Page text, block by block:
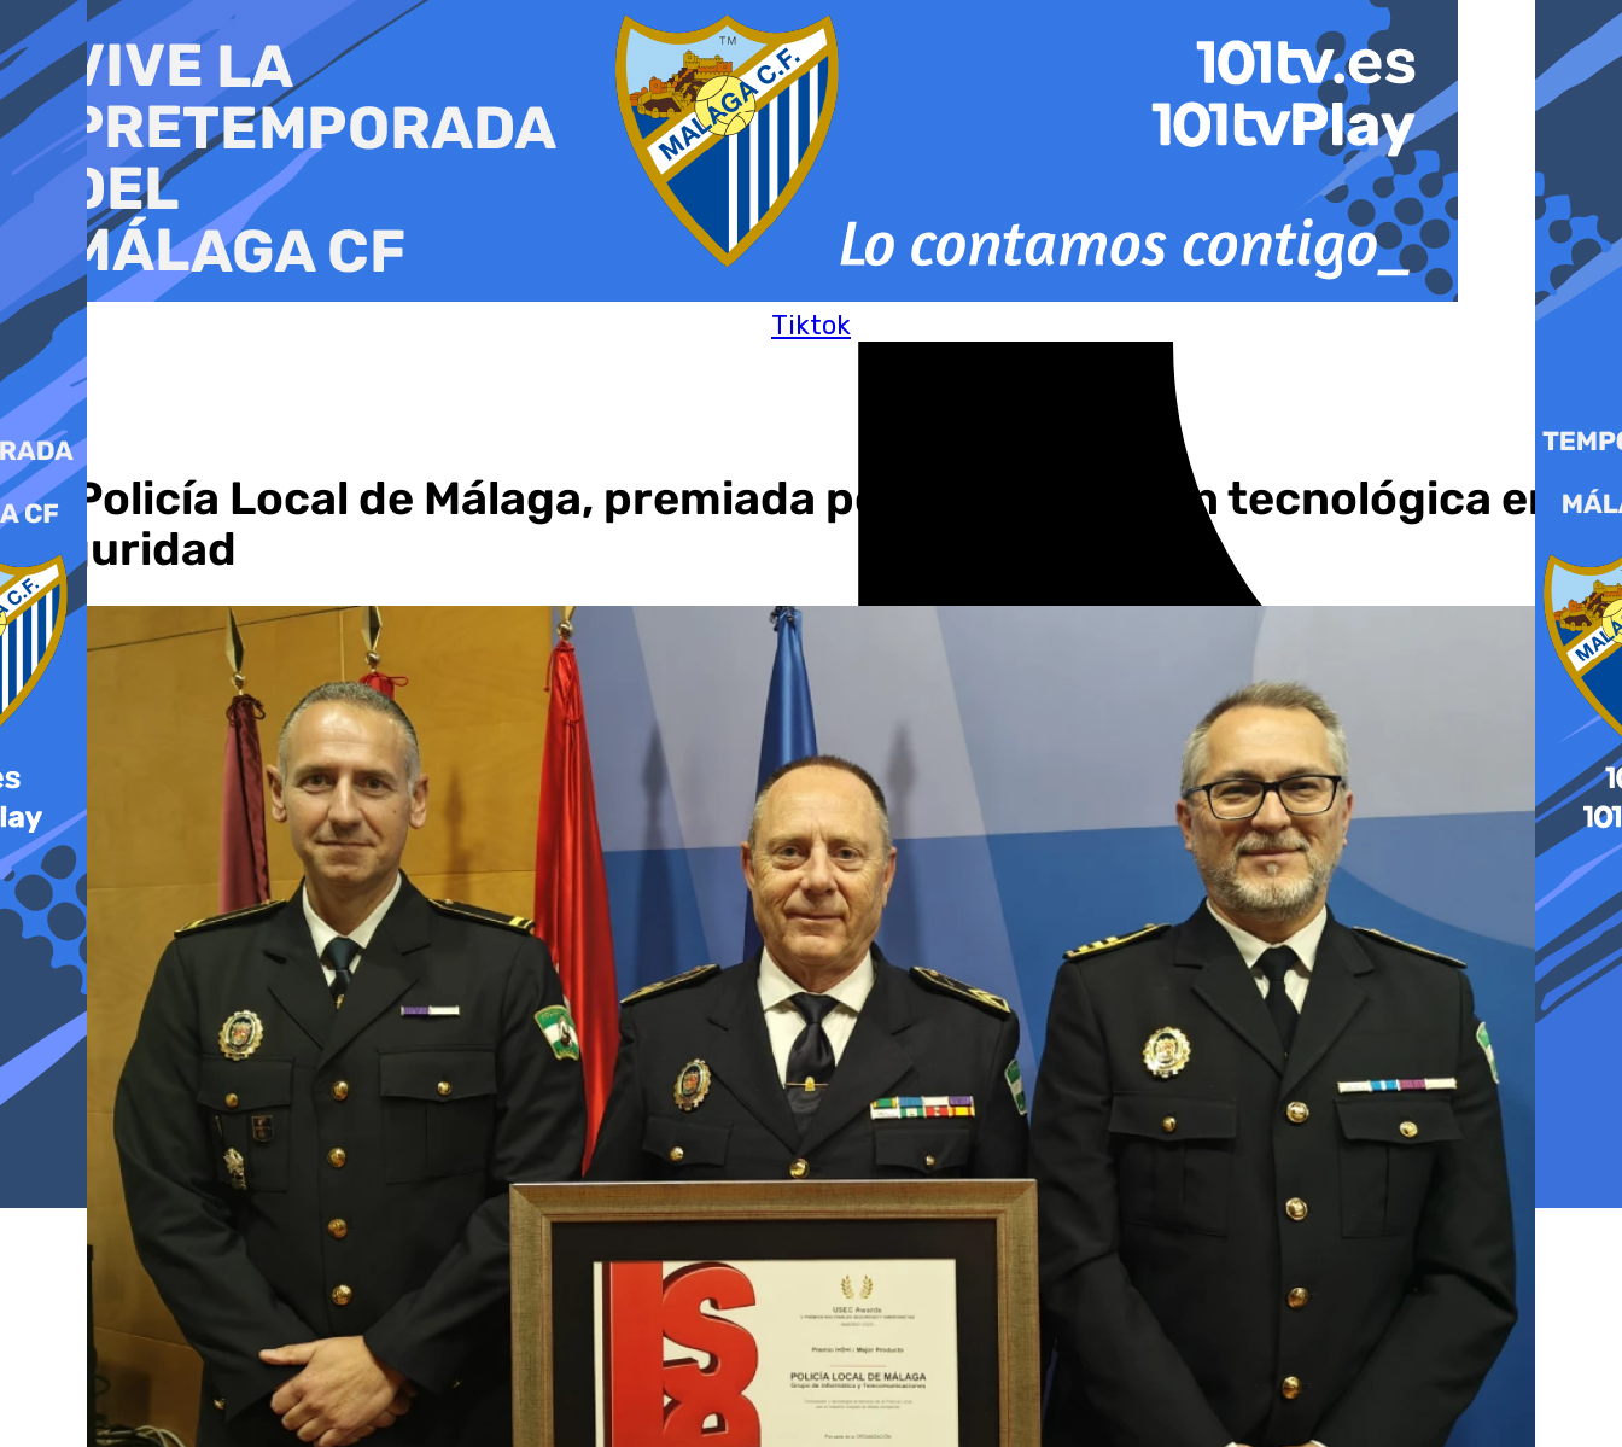
al
contenido
Tiktok
La Policía Local de Málaga, premiada por su innovación tecnológica en
seguridad